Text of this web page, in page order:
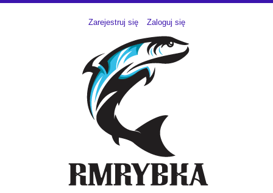
Zarejestruj się Zaloguj się